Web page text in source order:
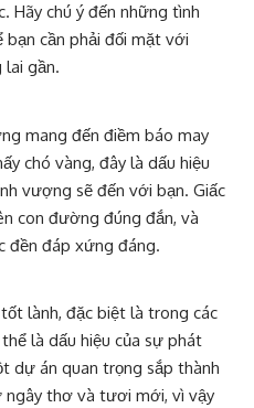
Hãy chú ý đến những tình
bạn cần phải đối mặt với
gần.
mang đến điềm báo may
chó vàng, đây là dấu hiệu
vượng sẽ đến với bạn. Giấc
con đường đúng đắn, và
đền đáp xứng đáng.
lành, đặc biệt là trong các
là dấu hiệu của sự phát
dự án quan trọng sắp thành
ngây thơ và tươi mới, vì vậy